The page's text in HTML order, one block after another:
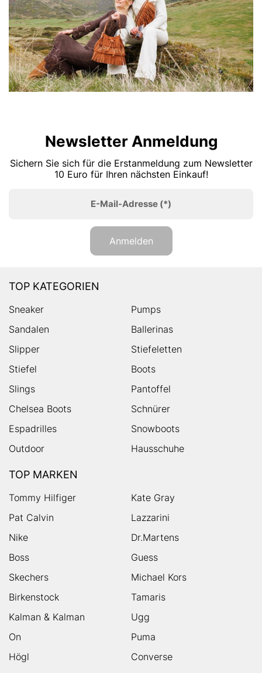
Newsletter Anmeldung
Sichern Sie sich für die Erstanmeldung zum Newsletter
10 Euro für Ihren nächsten Einkauf!
E-Mail-Adresse (*)
Anmelden
TOP KATEGORIEN
Sneaker
Pumps
Sandalen
Ballerinas
Slipper
Stiefeletten
Stiefel
Boots
Slings
Pantoffel
Chelsea Boots
Schnürer
Espadrilles
Snowboots
Outdoor
Hausschuhe
TOP MARKEN
Tommy Hilfiger
Kate Gray
Pat Calvin
Lazzarini
Nike
Dr.Martens
Boss
Guess
Skechers
Michael Kors
Birkenstock
Tamaris
Kalman & Kalman
Ugg
On
Puma
Högl
Converse